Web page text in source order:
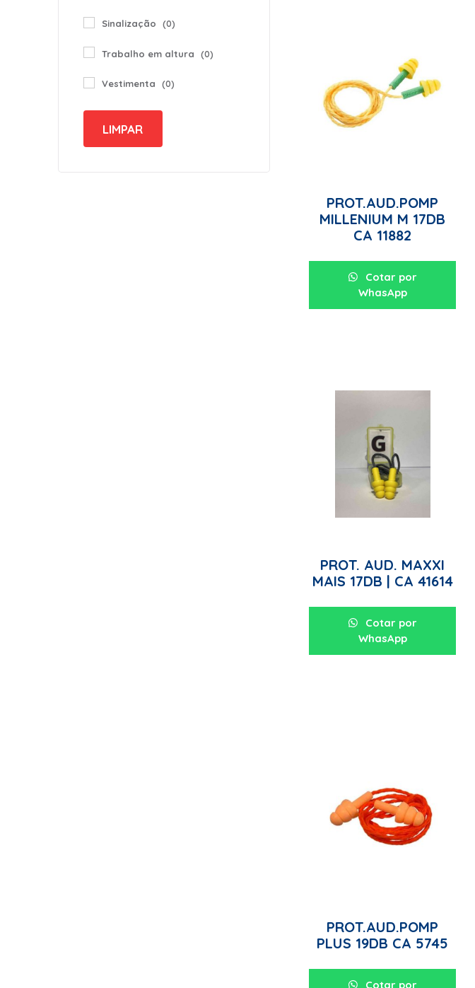
PROT.AUD.POMP
MILLENIUM M 17DB
CA 11882
Cotar por
WhasApp
PROT. AUD. MAXXI
MAIS 17DB | CA 41614
Cotar por
WhasApp
PROT.AUD.POMP
PLUS 19DB CA 5745
Cotar por
Sinalização (0)
Trabalho em altura (0)
Vestimenta (0)
LIMPAR